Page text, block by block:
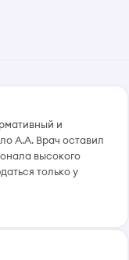
и
А.А. Врач оставил
высокого
только у